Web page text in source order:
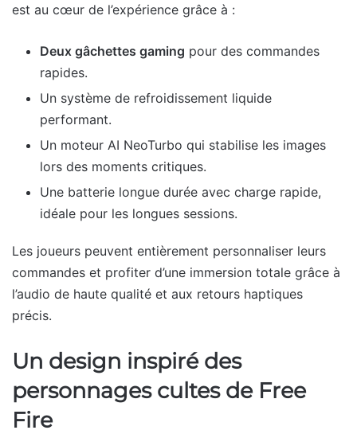
est au cœur de l’expérience grâce à :
Deux gâchettes gaming pour des commandes
rapides.
Un système de refroidissement liquide
performant.
Un moteur AI NeoTurbo qui stabilise les images
lors des moments critiques.
Une batterie longue durée avec charge rapide,
idéale pour les longues sessions.
Les joueurs peuvent entièrement personnaliser leurs
commandes et profiter d’une immersion totale grâce à
l’audio de haute qualité et aux retours haptiques
précis.
Un design inspiré des
personnages cultes de Free
Fire